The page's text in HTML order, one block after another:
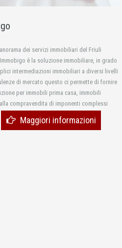
dei servizi immobiliari del Friuli
è la soluzione immobiliare, in grado
intermediazioni immobiliari a diversi livelli
di mercato questo ci permette di fornire
per immobili prima casa, immobili
compravendita di imponenti complessi
Maggiori informazioni